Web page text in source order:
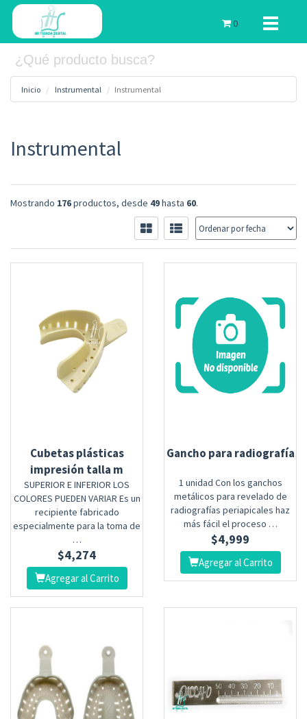
Toggle
0
Inicio Instrumental Instrumental
Instrumental
Mostrando 176productos, desde 49hasta 60.
Cubetas plásticas
impresión talla m
SUPERIOR E INFERIOR LOS
COLORES PUEDEN VARIAR Es un
recipiente fabricado
especialmente para la toma de
…
$4,274
Agregar al Carrito
Gancho para radiografía
1 unidad Con los ganchos
metálicos para revelado de
radiografías periapicales haz
más fácil el proceso …
$4,999
Agregar al Carrito